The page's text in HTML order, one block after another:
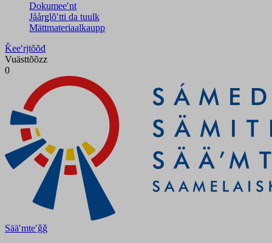
Dokumeeʹnt
Jåårǥlõʹtti da tuulk
Mättmateriaalkaupp
Ǩeeʹrjtõõđ
Vuästtõõzz
0
Sääʹmteʹǧǧ